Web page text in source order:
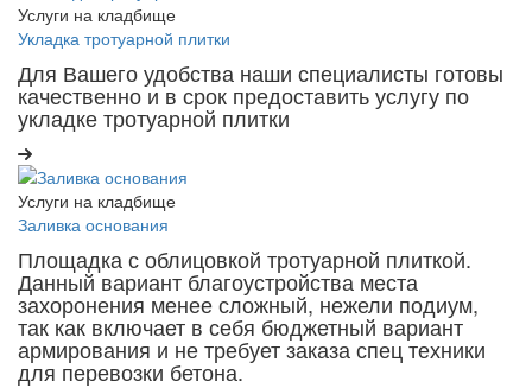
Услуги на кладбище
Укладка тротуарной плитки
Для Вашего удобства наши специалисты готовы
качественно и в срок предоставить услугу по
укладке тротуарной плитки
Услуги на кладбище
Заливка основания
Площадка с облицовкой тротуарной плиткой.
Данный вариант благоустройства места
захоронения менее сложный, нежели подиум,
так как включает в себя бюджетный вариант
армирования и не требует заказа спец техники
для перевозки бетона.